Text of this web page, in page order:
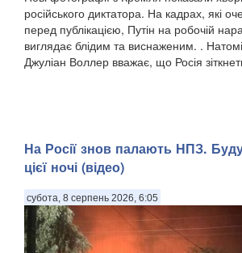
російського диктатора. На кадрах, які
перед публікацією, Путін на робочій
виглядає блідим та виснаженим. .
Джуліан Воллер вважає, що Росія
На Росії знов палають НПЗ.
цієї ночі (відео)
субота, 8 серпень 2026, 6:05